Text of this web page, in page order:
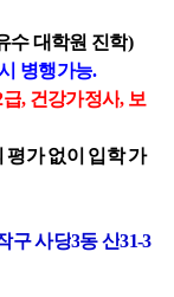
수 대학원 진학)
병행가능.
급, 건강가정사, 보
평가 없이 입학 가
구 사당3동 산31-3